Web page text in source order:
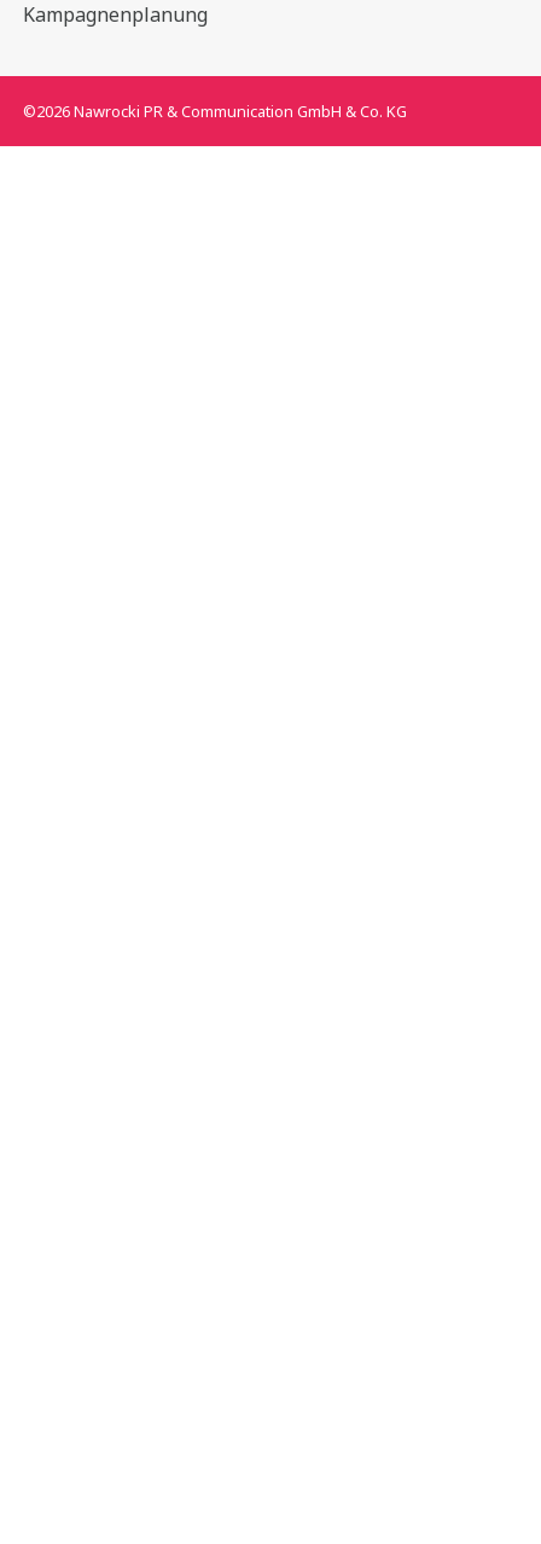
Kampagnenplanung
©2026 Nawrocki PR & Communication GmbH & Co. KG